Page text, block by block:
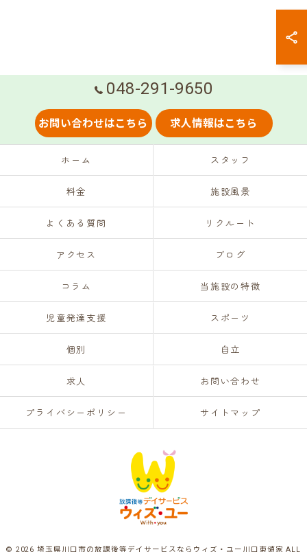
048-291-9650
お問い合わせはこちら 求人情報はこちら
ホーム スタッフ
料金 施設風景
よくある質問 リクルート
アクセス ブログ
コラム 当施設の特徴
児童発達支援 スポーツ
個別 自立
求人 お問い合わせ
プライバシーポリシー サイトマップ
© 2026 埼玉県川口市の放課後等デイサービスならウィズ・ユー川口東領家 ALL